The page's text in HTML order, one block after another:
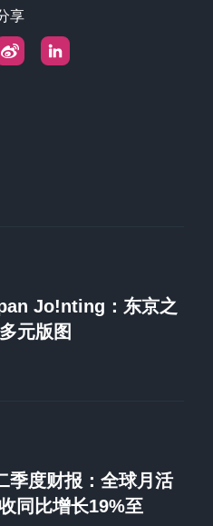
享
Jo!nting：东京之
元版图
季度财报：全球月活
同比增长19%至